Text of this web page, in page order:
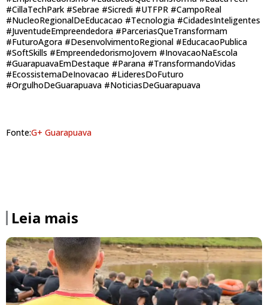
#CillaTechPark #Sebrae #Sicredi #UTFPR #CampoReal
#NucleoRegionalDeEducacao #Tecnologia #CidadesInteligentes
#JuventudeEmpreendedora #ParceriasQueTransformam
#FuturoAgora #DesenvolvimentoRegional #EducacaoPublica
#SoftSkills #EmpreendedorismoJovem #InovacaoNaEscola
#GuarapuavaEmDestaque #Parana #TransformandoVidas
#EcossistemaDeInovacao #LideresDoFuturo
#OrgulhoDeGuarapuava #NoticiasDeGuarapuava
Fonte:G+ Guarapuava
Leia mais